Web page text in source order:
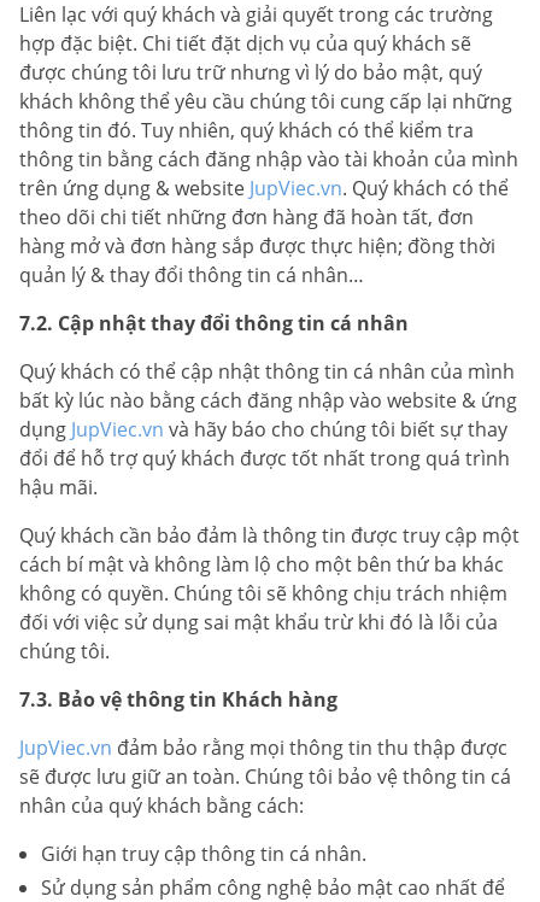
Liên lạc với quý khách và giải quyết trong các trường
hợp đặc biệt. Chi tiết đặt dịch vụ của quý khách sẽ
được chúng tôi lưu trữ nhưng vì lý do bảo mật, quý
khách không thể yêu cầu chúng tôi cung cấp lại những
thông tin đó. Tuy nhiên, quý khách có thể kiểm tra
thông tin bằng cách đăng nhập vào tài khoản của mình
trên ứng dụng & website JupViec.vn. Quý khách có thể
theo dõi chi tiết những đơn hàng đã hoàn tất, đơn
hàng mở và đơn hàng sắp được thực hiện; đồng thời
quản lý & thay đổi thông tin cá nhân…
7.2. Cập nhật thay đổi thông tin cá nhân
Quý khách có thể cập nhật thông tin cá nhân của mình
bất kỳ lúc nào bằng cách đăng nhập vào website & ứng
dụng JupViec.vn và hãy báo cho chúng tôi biết sự thay
đổi để hỗ trợ quý khách được tốt nhất trong quá trình
hậu mãi.
Quý khách cần bảo đảm là thông tin được truy cập một
cách bí mật và không làm lộ cho một bên thứ ba khác
không có quyền. Chúng tôi sẽ không chịu trách nhiệm
đối với việc sử dụng sai mật khẩu trừ khi đó là lỗi của
chúng tôi.
7.3. Bảo vệ thông tin Khách hàng
JupViec.vn đảm bảo rằng mọi thông tin thu thập được
sẽ được lưu giữ an toàn. Chúng tôi bảo vệ thông tin cá
nhân của quý khách bằng cách:
Giới hạn truy cập thông tin cá nhân.
Sử dụng sản phẩm công nghệ bảo mật cao nhất để